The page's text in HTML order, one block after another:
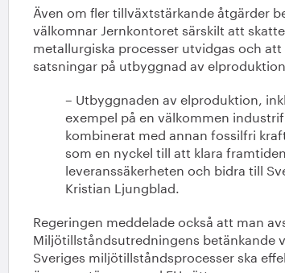
Även om fler tillväxtstärkande åtgärder
välkomnar Jernkontoret särskilt att
metallurgiska processer utvidgas och
satsningar på utbyggnad av
– Utbyggnaden av elproduktion,
exempel på en välkommen
kombinerat med annan fossilfri
som en nyckel till att klara
leveranssäkerheten och bidra till
Kristian Ljungblad.
Regeringen meddelade också att man
Miljötillståndsutredningens betänkande
Sveriges miljötillståndsprocesser ska